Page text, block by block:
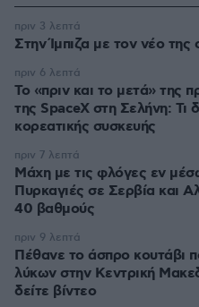
Στην Ίμπιζα με τον νέο
πριν 3 λεπτά
Το «πριν και το μετά» της
της SpaceX στη Σελήνη: Τι
κορεατικής συσκευής
πριν 6 λεπτά
Μάχη με τις φλόγες εν
Πυρκαγιές σε Σερβία και
40 βαθμούς
πριν 7 λεπτά
Πέθανε το άσπρο κουτάβι
λύκων στην Κεντρική
δείτε βίντεο
πριν 9 λεπτά